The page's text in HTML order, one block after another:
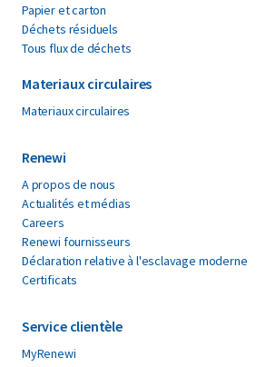
Papier et carton
Déchets résiduels
Tous flux de déchets
Materiaux circulaires
Materiaux circulaires
Renewi
A propos de nous
Actualités et médias
Careers
Renewi fournisseurs
Déclaration relative à l'esclavage moderne
Certificats
Service clientèle
MyRenewi